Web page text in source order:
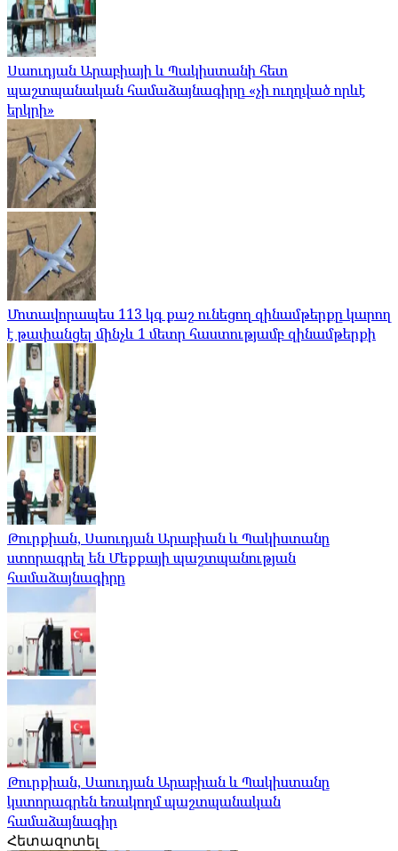
Սաուդյան Արաբիայի և Պակիստանի հետ
պաշտպանական համաձայնագիրը «չի ուղղված որևէ
երկրի»
Մոտավորապես 113 կգ քաշ ունեցող զինամթերքը կարող
է թափանցել մինչև 1 մետր հաստությամբ զինամթերքի
Թուրքիան, Սաուդյան Արաբիան և Պակիստանը
ստորագրել են Մեքքայի պաշտպանության
համաձայնագիրը
Թուրքիան, Սաուդյան Արաբիան և Պակիստանը
կստորագրեն եռակողմ պաշտպանական
համաձայնագիր
Հետազոտել